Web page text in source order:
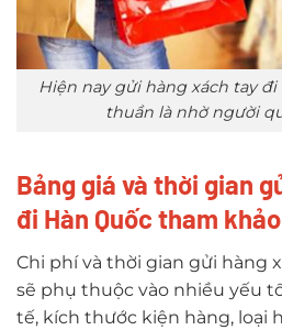
Hiện nay gửi hàng xách tay
thuần là nhờ người
Bảng giá và thời gian
đi Hàn Quốc tham khảo
Chi phí và thời gian gửi hàng
sẽ phụ thuộc vào nhiều yếu
tế, kích thước kiện hàng, loại